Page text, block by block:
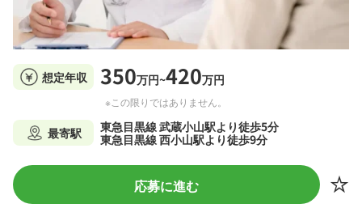
想定年収 350万円~420万円
※この限りではありません。
最寄駅
東急目黒線 武蔵小山駅より徒歩5分
東急目黒線 西小山駅より徒歩9分
応募に進む